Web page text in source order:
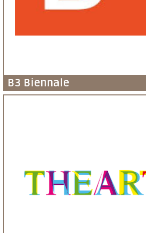
B3 Biennale